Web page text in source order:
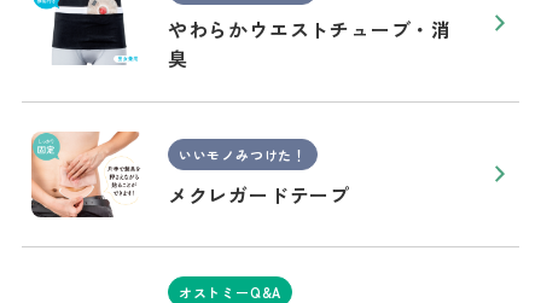
やわらかウエストチューブ・消
臭
いいモノみつけた！
メクレガードテープ
オストミーQ&A